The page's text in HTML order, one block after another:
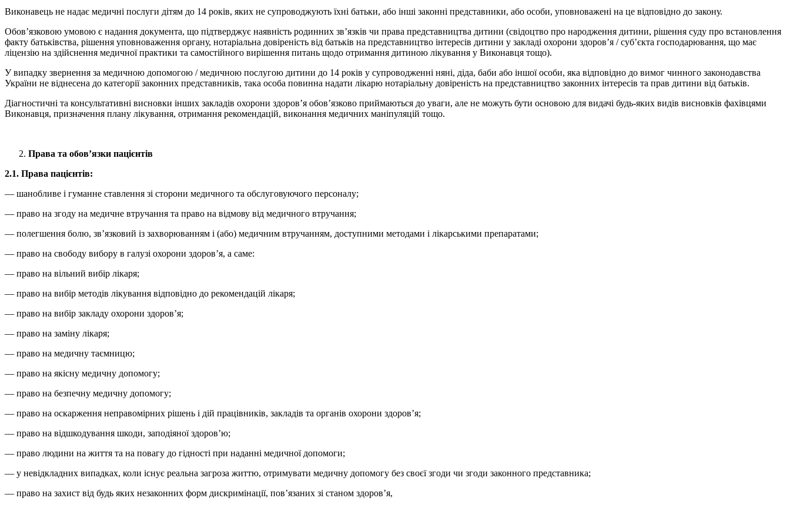
Виконавець не надає медичні послуги дітям до 14 років, яких не супроводжують їхні батьки, або інші законні представники, або особи, уповноважені на це відповідно до закону.
Обов’язковою умовою є надання документа, що підтверджує наявність родинних зв’язків чи права представництва дитини (свідоцтво про народження дитини, рішення суду про встановлення
факту батьківства, рішення уповноваження органу, нотаріальна довіреність від батьків на представництво інтересів дитини у закладі охорони здоров’я / суб’єкта господарювання, що має
ліцензію на здійснення медичної практики та самостійного вирішення питань щодо отримання дитиною лікування у Виконавця тощо).
У випадку звернення за медичною допомогою / медичною послугою дитини до 14 років у супроводженні няні, діда, баби або іншої особи, яка відповідно до вимог чинного законодавства
України не віднесена до категорії законних представників, така особа повинна надати лікарю нотаріальну довіреність на представництво законних інтересів та прав дитини від батьків.
Діагностичні та консультативні висновки інших закладів охорони здоров’я обов’язково приймаються до уваги, але не можуть бути основою для видачі будь-яких видів висновків фахівцями
Виконавця, призначення плану лікування, отримання рекомендацій, виконання медичних маніпуляцій тощо.
Права та обов’язки пацієнтів
2.1. Права пацієнтів:
— шанобливе і гуманне ставлення зі сторони медичного та обслуговуючого персоналу;
— право на згоду на медичне втручання та право на відмову від медичного втручання;
— полегшення болю, зв’язковий із захворюванням і (або) медичним втручанням, доступними методами і лікарськими препаратами;
— право на свободу вибору в галузі охорони здоров’я, а саме:
— право на вільний вибір лікаря;
— право на вибір методів лікування відповідно до рекомендацій лікаря;
— право на вибір закладу охорони здоров’я;
— право на заміну лікаря;
— право на медичну таємницю;
— право на якісну медичну допомогу;
— право на безпечну медичну допомогу;
— право на оскарження неправомірних рішень і дій працівників, закладів та органів охорони здоров’я;
— право на відшкодування шкоди, заподіяної здоров’ю;
— право людини на життя та на повагу до гідності при наданні медичної допомоги;
— у невідкладних випадках, коли існує реальна загроза життю, отримувати медичну допомогу без своєї згоди чи згоди законного представника;
— право на захист від будь яких незаконних форм дискримінації, пов’язаних зі станом здоров’я,